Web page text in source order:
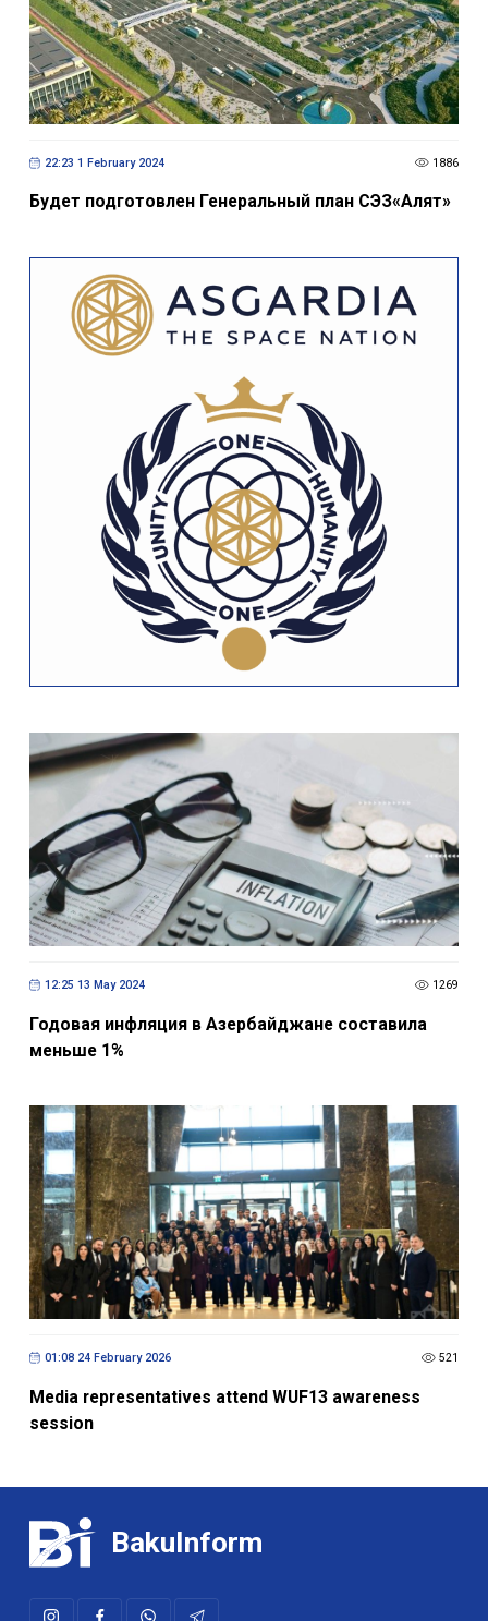
22:23 1 February 2024 1886
Будет подготовлен Генеральный план СЭЗ«Алят»
12:25 13 May 2024 1269
Годовая инфляция в Азербайджане составила
меньше 1%
01:08 24 February 2026 521
Media representatives attend WUF13 awareness
session
BakuInform